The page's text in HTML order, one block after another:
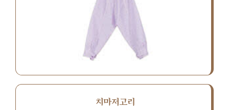
치마저고리